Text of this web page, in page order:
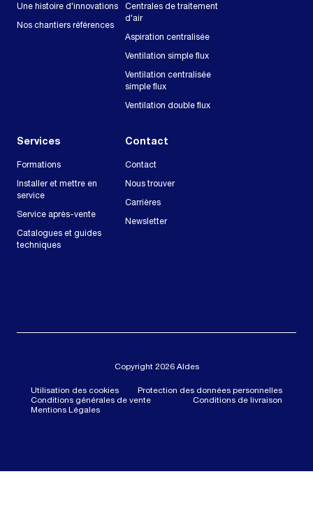
Une histoire d'innovations
Nos chantiers références
Centrales de traitement
d'air
Aspiration centralisée
Ventilation simple flux
Ventilation centralisée
simple flux
Ventilation double flux
Services
Formations
Installer et mettre en
service
Service après-vente
Catalogues et guides
techniques
Contact
Contact
Nous trouver
Carrières
Newsletter
Copyright 2026 Aldes
Utilisation des cookies
Protection des données personnelles
Conditions générales de vente
Conditions de livraison
Mentions Légales